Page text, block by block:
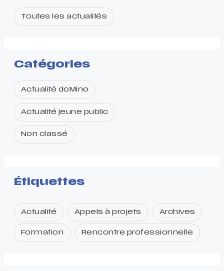
Toutes les actualités
Catégories
Actualité doMino
Actualité jeune public
Non classé
Étiquettes
Actualité Appels à projets Archives
Formation Rencontre professionnelle